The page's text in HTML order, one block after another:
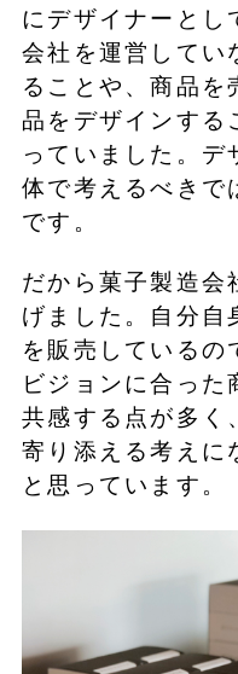
にデザイナーとし
会社を運営してい
ることや、商品を
品をデザインする
っていました。デ
体で考えるべきで
です。
だから菓子製造会
げました。自分自
を販売しているの
ビジョンに合った
共感する点が多く
寄り添える考えに
と思っています。